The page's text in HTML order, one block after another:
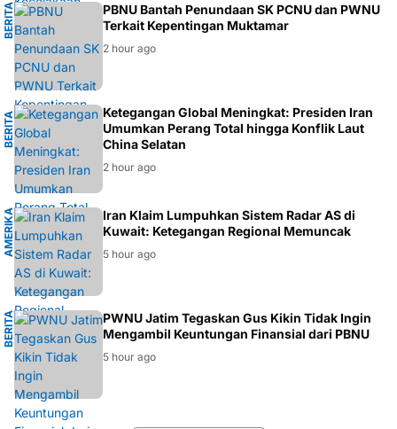
B
E
R
I
T
A
NU
PBNU Bantah Penundaan SK PCNU dan PWNU
Terkait Kepentingan Muktamar
2 hour ago
B
E
R
I
T
A
G
L
O
B
AL
Ketegangan Global Meningkat: Presiden Iran
Umumkan Perang Total hingga Konflik Laut
China Selatan
2 hour ago
A
M
E
R
I
K
A
S
E
R
I
K
AT
Iran Klaim Lumpuhkan Sistem Radar AS di
Kuwait: Ketegangan Regional Memuncak
5 hour ago
B
E
R
I
T
A
NU
PWNU Jatim Tegaskan Gus Kikin Tidak Ingin
Mengambil Keuntungan Finansial dari PBNU
5 hour ago